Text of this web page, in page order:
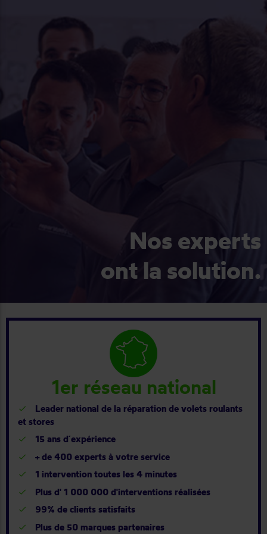
Nos experts
ont la solution.
1er réseau national
Leader national de la réparation de volets roulants
et stores
15 ans d´expérience
+ de 400 experts à votre service
1 intervention toutes les 4 minutes
Plus d' 1 000 000 d'interventions réalisées
99% de clients satisfaits
Plus de 50 marques partenaires